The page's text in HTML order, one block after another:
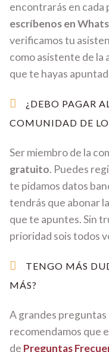
encontrarás en cada
escríbenos en
verificamos tu
como asistente de la
que te hayas
¿DEBO PAGAR
COMUNIDAD DE
Ser miembro de la
gratuito. Puedes
te pidamos datos
tendrás que abonar
que te apuntes. Sin
prioridad sois todos
TENGO MÁS
MÁS?
A grandes
recomendamos que
de Preguntas